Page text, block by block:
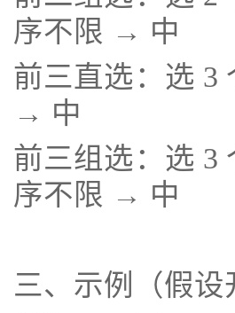
序不限 → 中
前三直选：选 3
→ 中
前三组选：选 3
序不限 → 中
三、示例（假设